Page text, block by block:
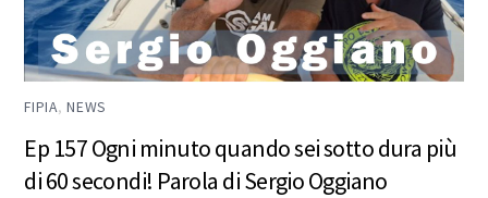
FIPIA,NEWS
Ep 157 Ogni minuto quando sei sotto dura più
di 60 secondi! Parola di Sergio Oggiano